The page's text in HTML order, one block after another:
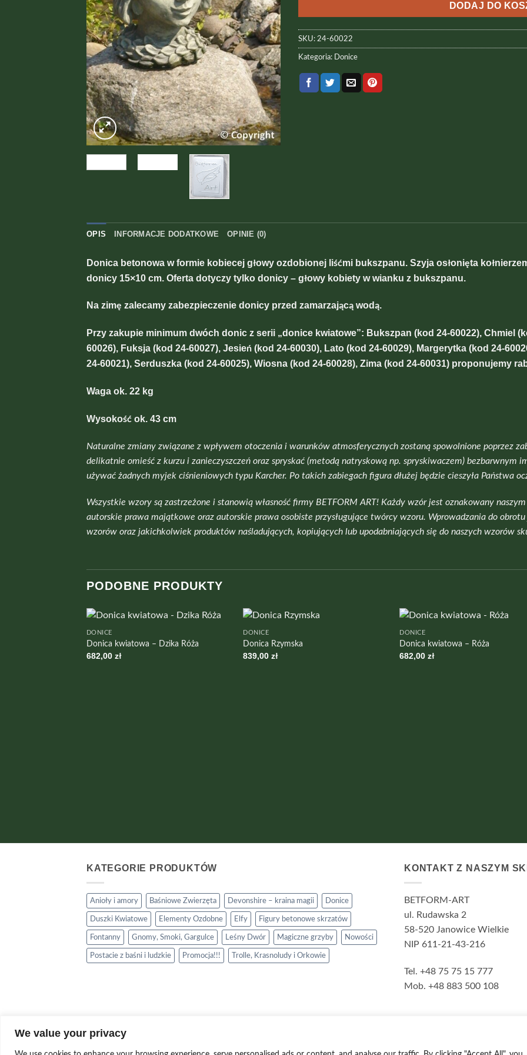
We value your privacy
DODAJ DO
SKU: 24-60022
Kategoria: Donice
OPIS INFORMACJE DODATKOWE OPINIE (0)
Donica betonowa w formie kobiecej głowy ozdobionej liśćmi bukszpanu. Szyja osłonięta
donicy 15×10 cm. Oferta dotyczy tylko donicy – głowy kobiety w wianku z bukszpanu.
Na zimę zalecamy zabezpieczenie donicy przed zamarzającą wodą.
Przy zakupie minimum dwóch donic z serii „donice kwiatowe”: Bukszpan (kod 24-60022), Chmiel
60026), Fuksja (kod 24-60027), Jesień (kod 24-60030), Lato (kod 24-60029), Margerytka (kod 24-
24-60021), Serduszka (kod 24-60025), Wiosna (kod 24-60028), Zima (kod 24-60031) proponujemy
Waga ok. 22 kg
Wysokość ok. 43 cm
Naturalne zmiany związane z wpływem otoczenia i warunków atmosferycznych zostaną spowolnione poprzez
delikatnie omieść z kurzu i zanieczyszczeń oraz spryskać (metodą natryskową np. spryskiwaczem) bezbarwnym
używać żadnych myjek ciśnieniowych typu Karcher. Po takich zabiegach figura dłużej będzie cieszyła Państwa
Wszystkie wzory są zastrzeżone i stanowią własność firmy BETFORM ART! Każdy wzór jest oznakowany
autorskie prawa majątkowe oraz autorskie prawa osobiste przysługujące twórcy wzoru. Wprowadzania do
wzorów oraz jakichkolwiek produktów naśladujących, kopiujących lub upodabniających się do naszych wzorów
PODOBNE PRODUKTY
DONICE
Donica kwiatowa – Dzika Róża
682,00 zł
DONICE
Donica Rzymska
839,00zł
DONICE
Donica kwiatowa – Róża
682,00zł
KATEGORIE PRODUKTÓW
Anioły i amory Baśniowe Zwierzęta Devonshire – kraina magii Donice
Duszki Kwiatowe Elementy Ozdobne Elfy Figury betonowe skrzatów
Fontanny Gnomy, Smoki, Gargulce Leśny Dwór Magiczne grzyby Nowości
Postacie z baśni i ludzkie Promocja!!! Trolle, Krasnoludy i Orkowie
KONTAKT Z NASZYM
BETFORM-ART
ul. Rudawska 2
58-520 Janowice Wielkie
NIP 611-21-43-216
Tel. +48 75 75 15 777
Mob. +48 883 500 108